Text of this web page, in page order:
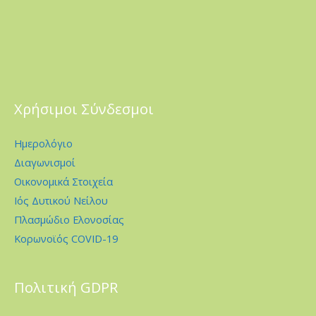
Χρήσιμοι Σύνδεσμοι
Ημερολόγιο
Διαγωνισμοί
Οικονομικά Στοιχεία
Ιός Δυτικού Νείλου
Πλασμώδιο Ελονοσίας
Κορωνοϊός COVID-19
Πολιτική GDPR